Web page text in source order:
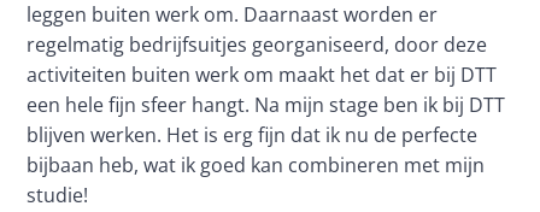
leggen buiten werk om. Daarnaast worden er
regelmatig bedrijfsuitjes georganiseerd, door deze
activiteiten buiten werk om maakt het dat er bij DTT
een hele fijn sfeer hangt. Na mijn stage ben ik bij DTT
blijven werken. Het is erg fijn dat ik nu de perfecte
bijbaan heb, wat ik goed kan combineren met mijn
studie!